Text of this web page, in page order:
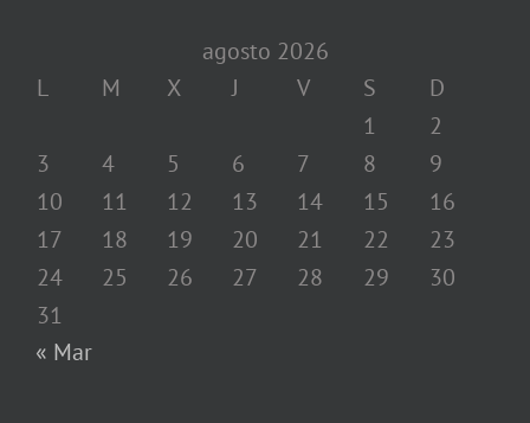
agosto 2026
L
M X J V S
D
1
2
3
4 5 6 7 8
9
10
11 12 13 14 15
16
17
18 19 20 21 22
23
24
25 26 27 28 29
30
31
« Mar